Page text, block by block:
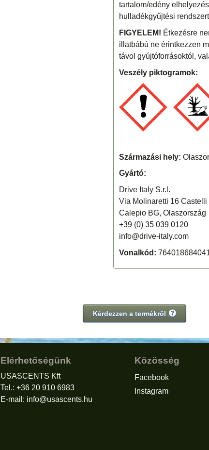
tartalom/edény
hulladékgyűjtési
FIGYELEM! Étkezésre
illatbábú ne érintkezzen
távol gyújtóforrásoktól,
Veszély piktogramok:
Származási hely:
Gyártó:
Drive Italy S.r.l.
Via Molinaretti 16 Castelli
Calepio BG, Olaszország
+39 (0) 35 039 0120
info@drive-italy.com
Vonalkód:
Kérdezzen a termékről
Elérhetőségünk
USASCENTS Kft
Tel.: +36 20 910 6983
E-mail: info@usascents.hu
Közösség
Facebook
Instagram